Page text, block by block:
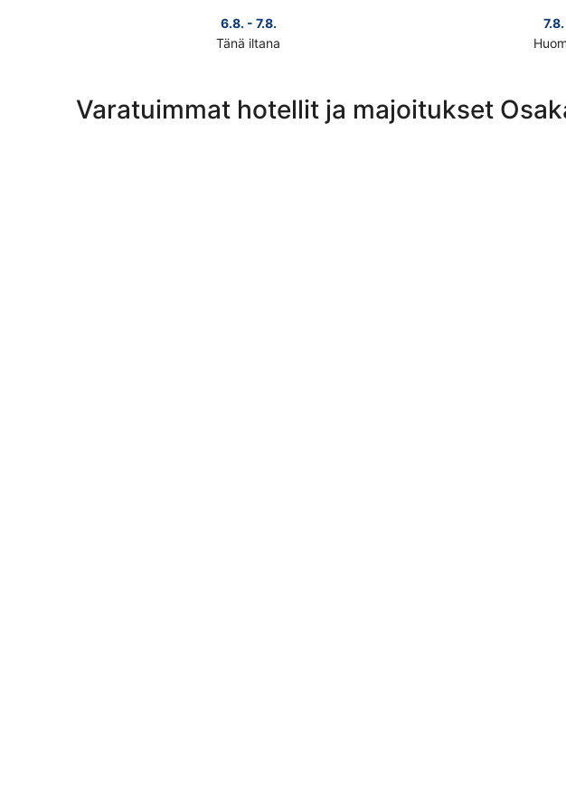
6.8. - 7.8.
Tänä iltana
hinnat
Osaka
hinnat
Varatuimmat hotellit ja majoitukset